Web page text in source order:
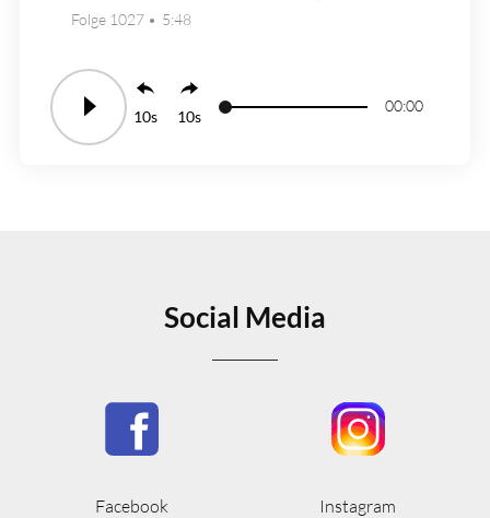
Folge 1027 5:48
10 10
00:00
Social Media
Facebook Instagram